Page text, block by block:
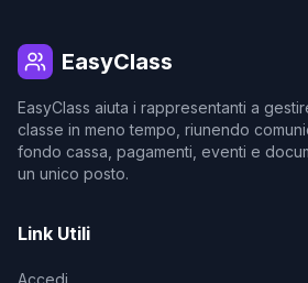
EasyClass
EasyClass aiuta i rappresentanti a
classe in meno tempo, riunendo
fondo cassa, pagamenti, eventi e
un unico posto.
Link Utili
Accedi